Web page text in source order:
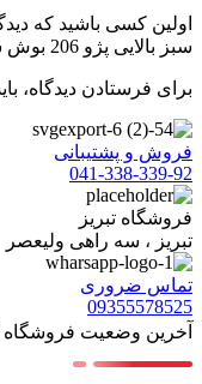
اولین کسی باشید که
سبز بالایی پژو 206 بوش شرکتی ایساکو”
برای فرستادن دیدگاه،
فروش و پشتیبانی
041-338-339-92
فروشگاه تبریز
تبریز ، سه راهی ولیعصر
تماس ضروری
09355578525
آخرین وضعیت فروشگاه